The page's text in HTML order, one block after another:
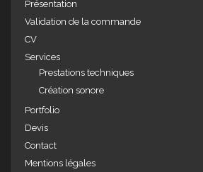
Présentation
Validation de la commande
CV
Services
Prestations techniques
Création sonore
Portfolio
Devis
Contact
Mentions légales